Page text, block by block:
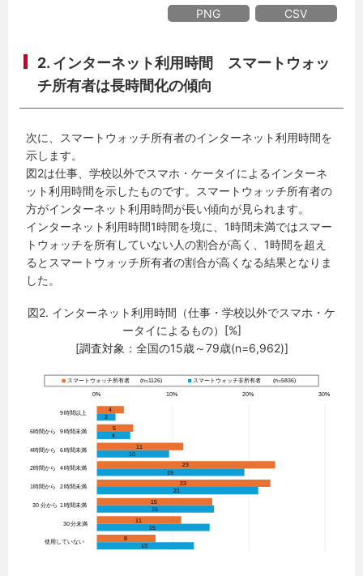
PNG CSV
2. インターネット利用時間 スマートウォッ
チ所有者は長時間化の傾向
次に、スマートウォッチ所有者のインターネット利用時間を
示します。
図2は仕事、学校以外でスマホ・ケータイによるインターネ
ット利用時間を示したものです。スマートウォッチ所有者の
方がインターネット利用時間が長い傾向が見られます。
インターネット利用時間1時間を境に、1時間未満ではスマー
トウォッチを所有していない人の割合が高く、1時間を超え
るとスマートウォッチ所有者の割合が高くなる結果となりま
した。
図2. インターネット利用時間（仕事・学校以外でスマホ・ケ
ータイによるもの）[%]
[調査対象：全国の15歳～79歳(n=6,962)]